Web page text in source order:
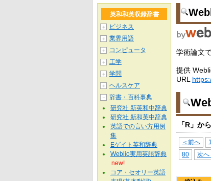
学術論文
提供
URL
「R」か
＜前へ 1
80
次へ
英和和英収録辞書
＋ ビジネス
＋ 業界用語
＋ コンピュータ
＋ 工学
＋ 学問
＋ ヘルスケア
－
辞書・百科事典
研究社 新英和中辞典
研究社 新和英中辞典
英語での言い方用例
集
Eゲイト英和辞典
Weblio実用英語辞典
new!
コア・セオリー英語